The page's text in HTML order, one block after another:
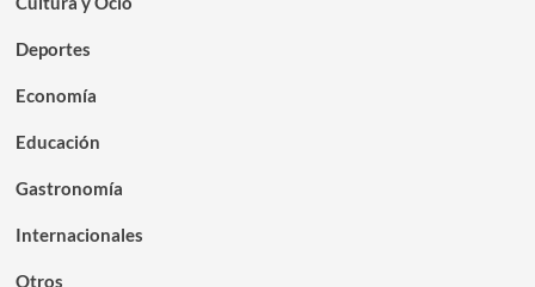
Deportes
Economía
Educación
Gastronomía
Internacionales
Otros